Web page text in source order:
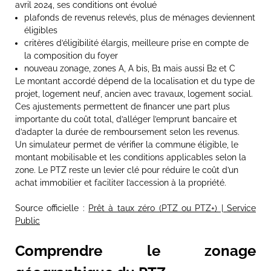
avril 2024, ses conditions ont évolué
plafonds de revenus relevés, plus de ménages deviennent
éligibles
critères d’éligibilité élargis, meilleure prise en compte de
la composition du foyer
nouveau zonage, zones A, A bis, B1 mais aussi B2 et C
Le montant accordé dépend de la localisation et du type de
projet, logement neuf, ancien avec travaux, logement social.
Ces ajustements permettent de financer une part plus
importante du coût total, d’alléger l’emprunt bancaire et
d’adapter la durée de remboursement selon les revenus.
Un simulateur permet de vérifier la commune éligible, le
montant mobilisable et les conditions applicables selon la
zone. Le PTZ reste un levier clé pour réduire le coût d’un
achat immobilier et faciliter l’accession à la propriété.
Source officielle : Prêt à taux zéro (PTZ ou PTZ+) | Service
Public
Comprendre le zonage